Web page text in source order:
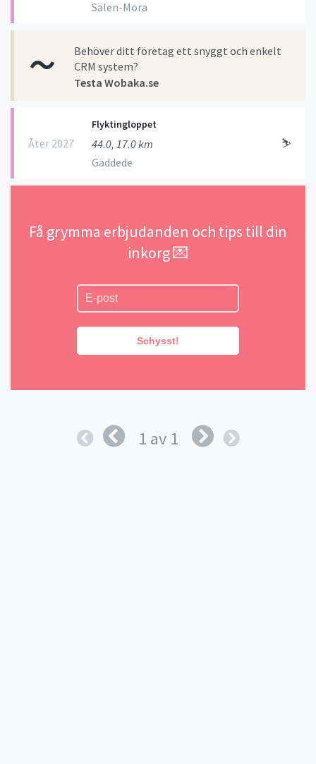
Sälen-Mora
Behöver ditt företag ett snyggt och enkelt
CRM system?
Testa Wobaka.se
Åter 2027
Flyktingloppet
44.0, 17.0 km
Gäddede
⛷
Få grymma erbjudanden och tips till din
inkorg 💌
Schysst!
1 av 1